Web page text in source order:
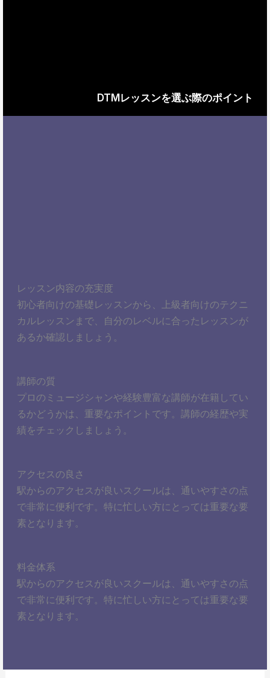
DTMレッスンを選ぶ際のポイント
レッスン内容の充実度
初心者向けの基礎レッスンから、上級者向けのテクニ
カルレッスンまで、自分のレベルに合ったレッスンが
あるか確認しましょう。
講師の質
プロのミュージシャンや経験豊富な講師が在籍してい
るかどうかは、重要なポイントです。講師の経歴や実
績をチェックしましょう。
アクセスの良さ
駅からのアクセスが良いスクールは、通いやすさの点
で非常に便利です。特に忙しい方にとっては重要な要
素となります。
料金体系
駅からのアクセスが良いスクールは、通いやすさの点
で非常に便利です。特に忙しい方にとっては重要な要
素となります。